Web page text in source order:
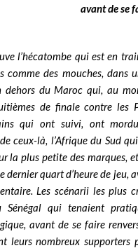
avant de se
l’hécatombe qui est en
comme des mouches,
dehors du Maroc qui, au
de finale contre les
qui ont suivi, ont
ceux-là, l’Afrique du Sud
la plus petite des marques,
dernier quart d’heure de
Les scénarii les plus
Sénégal qui tenaient
avant de se faire
leurs nombreux supporters